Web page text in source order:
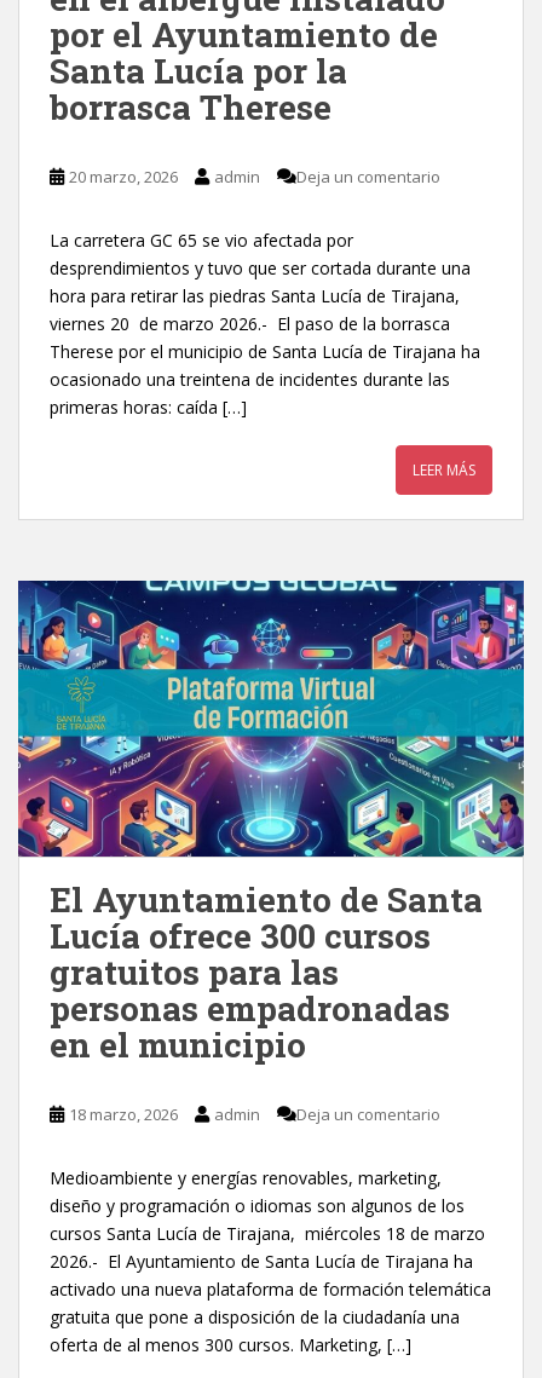
por el Ayuntamiento de
Santa Lucía por la
borrasca Therese
20 marzo, 2026 admin Deja un comentario
La carretera GC 65 se vio afectada por
desprendimientos y tuvo que ser cortada durante una
hora para retirar las piedras Santa Lucía de Tirajana,
viernes 20 de marzo 2026.- El paso de la borrasca
Therese por el municipio de Santa Lucía de Tirajana ha
ocasionado una treintena de incidentes durante las
primeras horas: caída […]
LEER MÁS
El Ayuntamiento de Santa
Lucía ofrece 300 cursos
gratuitos para las
personas empadronadas
en el municipio
18 marzo, 2026 admin Deja un comentario
Medioambiente y energías renovables, marketing,
diseño y programación o idiomas son algunos de los
cursos Santa Lucía de Tirajana, miércoles 18 de marzo
2026.- El Ayuntamiento de Santa Lucía de Tirajana ha
activado una nueva plataforma de formación telemática
gratuita que pone a disposición de la ciudadanía una
oferta de al menos 300 cursos. Marketing, […]